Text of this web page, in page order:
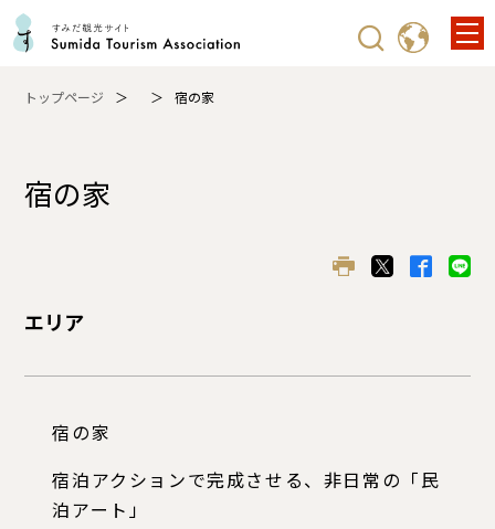
トップページ 宿の家
宿の家
エリア
宿の家
宿泊アクションで完成させる、非日常の「民
泊アート」